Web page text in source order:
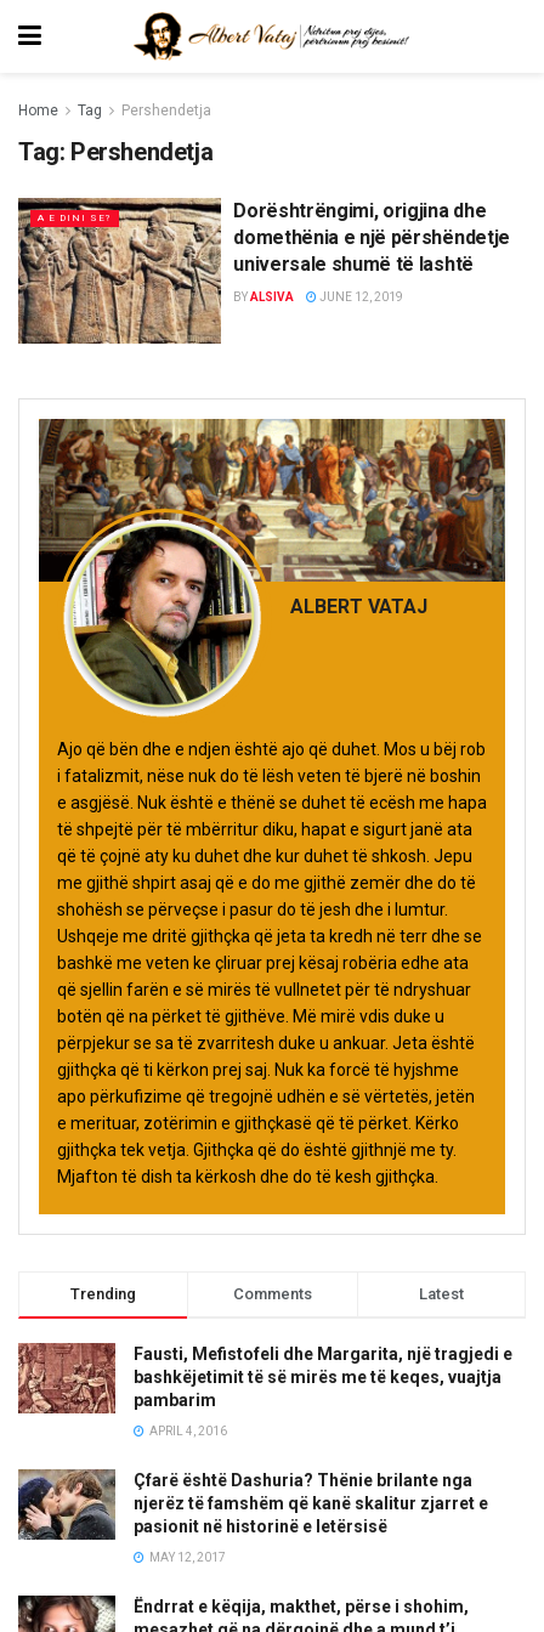
Home Tag Pershendetja
Tag: Pershendetja
A E DINI SE?
Dorështrëngimi, origjina dhe
domethënia e një përshëndetje
universale shumë të lashtë
BYALSIVA JUNE 12, 2019
ALBERT VATAJ
Ajo që bën dhe e ndjen është ajo që duhet. Mos u bëj rob
i fatalizmit, nëse nuk do të lësh veten të bjerë në boshin
e asgjësë. Nuk është e thënë se duhet të ecësh me hapa
të shpejtë për të mbërritur diku, hapat e sigurt janë ata
që të çojnë aty ku duhet dhe kur duhet të shkosh. Jepu
me gjithë shpirt asaj që e do me gjithë zemër dhe do të
shohësh se përveçse i pasur do të jesh dhe i lumtur.
Ushqeje me dritë gjithçka që jeta ta kredh në terr dhe se
bashkë me veten ke çliruar prej kësaj robëria edhe ata
që sjellin farën e së mirës të vullnetet për të ndryshuar
botën që na përket të gjithëve. Më mirë vdis duke u
përpjekur se sa të zvarritesh duke u ankuar. Jeta është
gjithçka që ti kërkon prej saj. Nuk ka forcë të hyjshme
apo përkufizime që tregojnë udhën e së vërtetës, jetën
e merituar, zotërimin e gjithçkasë që të përket. Kërko
gjithçka tek vetja. Gjithçka që do është gjithnjë me ty.
Mjafton të dish ta kërkosh dhe do të kesh gjithçka.
Trending Comments Latest
Fausti, Mefistofeli dhe Margarita, një tragjedi e
bashkëjetimit të së mirës me të keqes, vuajtja
pambarim
APRIL 4, 2016
Çfarë është Dashuria? Thënie brilante nga
njerëz të famshëm që kanë skalitur zjarret e
pasionit në historinë e letërsisë
MAY 12, 2017
Ëndrrat e këqija, makthet, përse i shohim,